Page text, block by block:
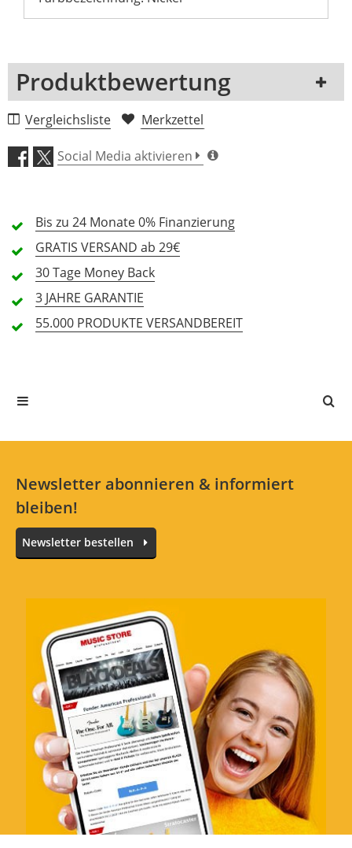
Produktbewertung
1 Rezension
5 Sterne
4 Sterne
2 Sterne
1 Sterne
Alle Sprachen
Vergleichsliste Merkzettel
Social Media aktivieren
Bis zu 24 Monate0% Finanzierung
GRATIS VERSAND ab 29€
30 Tage Money Back
3 JAHRE GARANTIE
55.000 PRODUKTE VERSANDBEREIT
Newsletter abonnieren & informiert
bleiben!
Newsletter bestellen